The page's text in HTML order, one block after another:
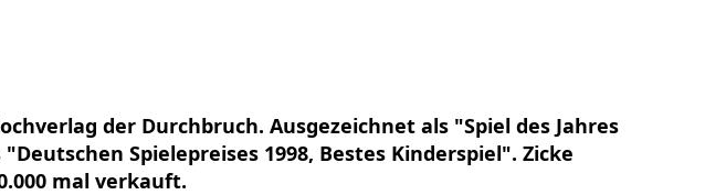
der Durchbruch. Ausgezeichnet als "Spiel des Jahres
Spielepreises 1998, Bestes Kinderspiel". Zicke
mal verkauft.